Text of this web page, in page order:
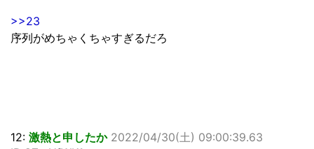
>>23
序列がめちゃくちゃすぎるだろ
12: 激熱と申したか 2022/04/30(土) 09:00:39.63